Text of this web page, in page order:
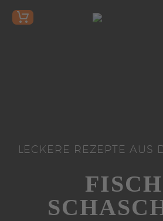
LECKERE REZEPTE AUS